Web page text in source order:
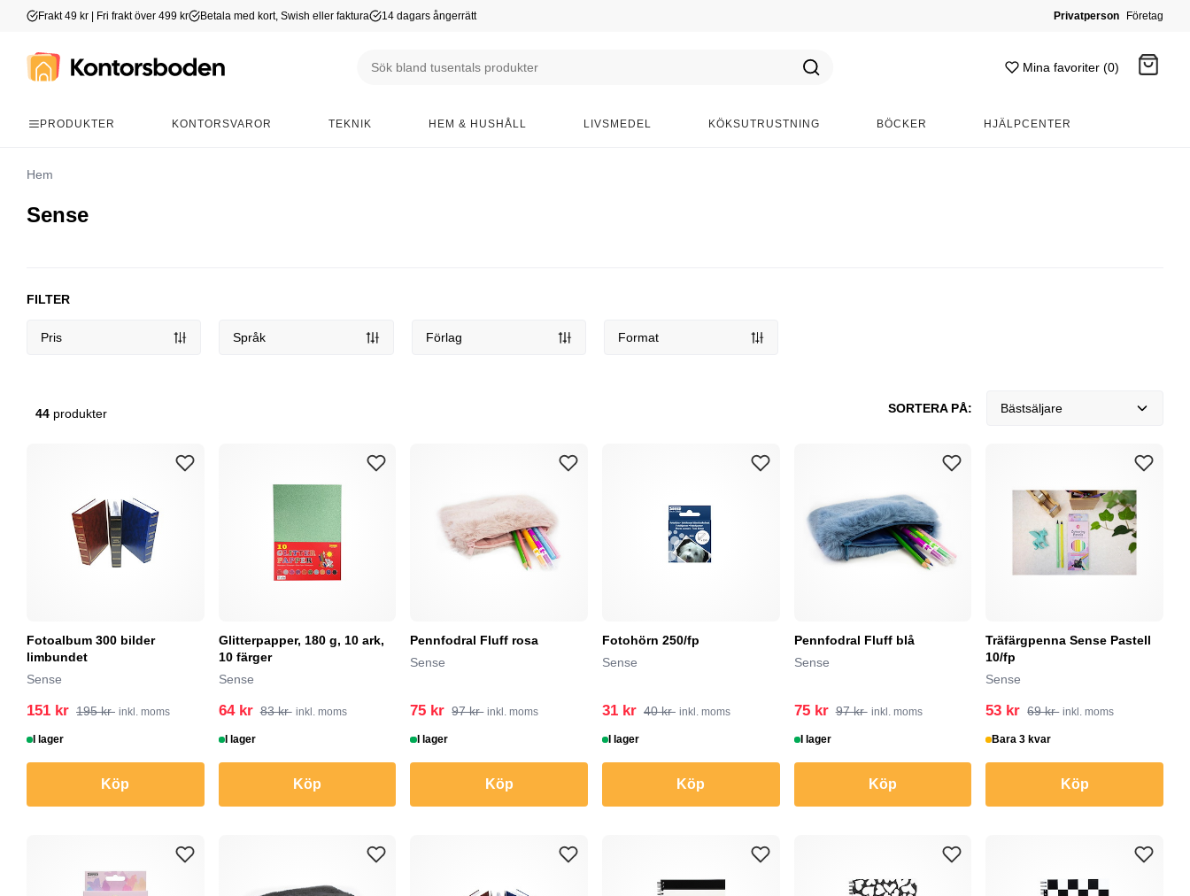
Frakt 49 kr | Fri frakt över 499 kr Betala med kort, Swish eller faktura 14 dagars ångerrätt Privatperson Företag
Mina favoriter (0)
PRODUKTER KONTORSVAROR TEKNIK HEM & HUSHÅLL LIVSMEDEL KÖKSUTRUSTNING BÖCKER HJÄLPCENTER
Hem
Sense
FILTER
Pris Språk Förlag Format
SORTERA PÅ: Bästsäljare
44 produkter
Fotoalbum 300 bilder
limbundet
Sense
151 kr 195 kr inkl. moms
I lager
Köp
Glitterpapper, 180 g, 10 ark,
10 färger
Sense
64 kr 83 kr inkl. moms
I lager
Köp
Pennfodral Fluff rosa
Sense
75 kr 97 kr inkl. moms
I lager
Köp
Fotohörn 250/fp
Sense
31 kr 40 kr inkl. moms
I lager
Köp
Pennfodral Fluff blå
Sense
75 kr 97 kr inkl. moms
I lager
Köp
Träfärgpenna Sense Pastell
10/fp
Sense
53 kr 69 kr inkl. moms
Bara 3 kvar
Köp